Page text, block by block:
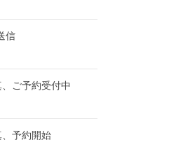
信
ご予約受付中
予約開始